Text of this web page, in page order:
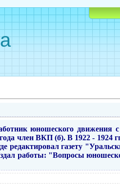
юношеского движения с
член ВКП (б). В 1922 - 1924
редактировал газету
работы: "Вопросы